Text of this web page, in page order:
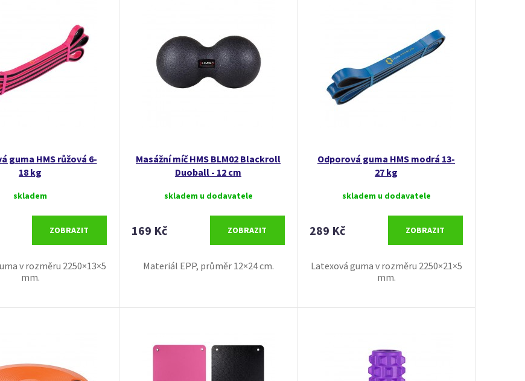
guma HMS růžová 6-
18 kg
skladem
ZOBRAZIT
v rozměru 2250×13×5
mm.
Masážní míč HMS BLM02 Blackroll
Duoball - 12 cm
skladem u dodavatele
169 Kč ZOBRAZIT
Materiál EPP, průměr 12×24 cm.
Odporová guma HMS modrá 13-
27 kg
skladem u dodavatele
289 Kč ZOBRAZIT
Latexová guma v rozměru 2250×21×5
mm.